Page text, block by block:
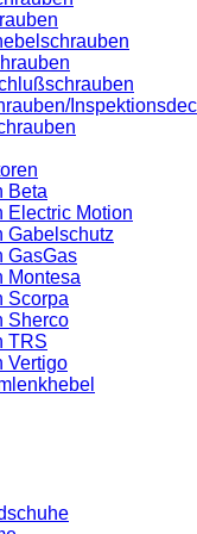
Beta
Electric Motion
Gabelschutz
GasGas
Montesa
Scorpa
Sherco
TRS
Vertigo